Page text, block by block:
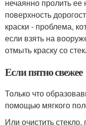
нечаянно пролить
поверхность
краски - проблема,
если взять на
отмыть краску со
Если пятно свежее
Только что
помощью мягкого
Или очистить